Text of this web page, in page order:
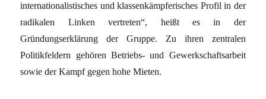
internationalistisches und klassenkämpferisches Profil in der
radikalen Linken vertreten“, heißt es in der
Gründungserklärung der Gruppe. Zu ihren zentralen
Politikfeldern gehören Betriebs- und Gewerkschaftsarbeit
sowie der Kampf gegen hohe Mieten.